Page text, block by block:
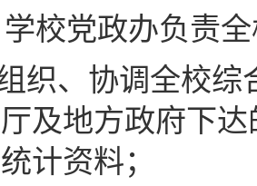
校党政办负责
组织、协调全校
及地方政府下
计资料；